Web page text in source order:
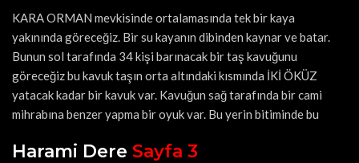
KARA ORMAN mevkisinde ortalamasında tek bir kaya
yakınında göreceğiz. Bir su kayanın dibinden kaynar ve batar.
Bunun sol tarafında 34 kişi barınacak bir taş kavuğunu
göreceğiz bu kavuk taşın orta altındaki kısmında İKİ ÖKÜZ
yatacak kadar bir kavuk var. Kavuğun sağ tarafında bir cami
mihrabına benzer yapma bir oyuk var. Bu yerin bitiminde bu
Harami Dere Sayfa 3